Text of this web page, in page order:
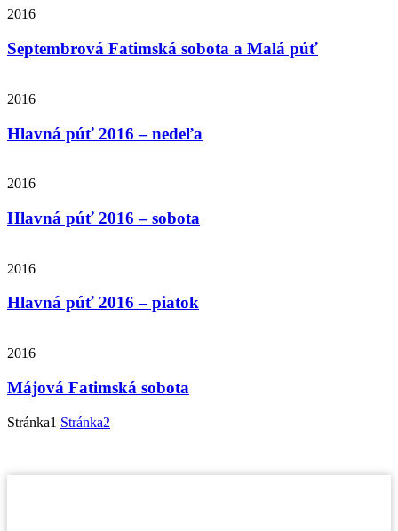
2016
Septembrová Fatimská sobota a Malá púť
2016
Hlavná púť 2016 – nedeľa
2016
Hlavná púť 2016 – sobota
2016
Hlavná púť 2016 – piatok
2016
Májová Fatimská sobota
Stránka1 Stránka2